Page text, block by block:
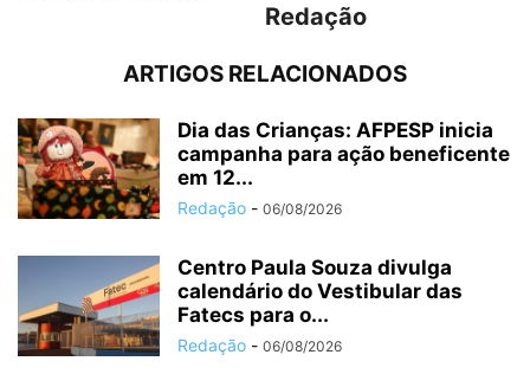
Redação
ARTIGOS RELACIONADOS
Dia das Crianças: AFPESP inicia
campanha para ação beneficente
em 12...
Redação - 06/08/2026
Centro Paula Souza divulga
calendário do Vestibular das
Fatecs para o...
Redação - 06/08/2026